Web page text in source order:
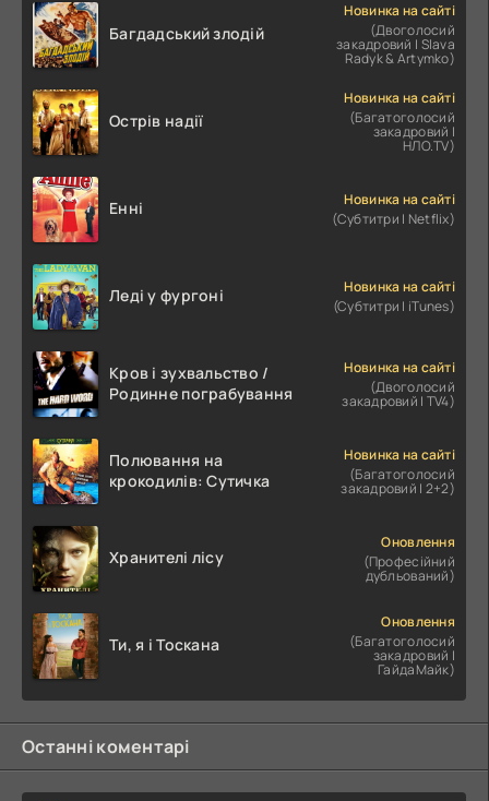
Багдадський злодій
Новинка на сайті
(Двоголосий
закадровий | Slava
Radyk & Artymko)
Острів надії
Новинка на сайті
(Багатоголосий
закадровий |
НЛО.TV)
Енні
Новинка на сайті
(Субтитри | Netflix)
Леді у фургоні
Новинка на сайті
(Субтитри | iTunes)
Кров і зухвальство /
Родинне пограбування
Новинка на сайті
(Двоголосий
закадровий | TV4)
Полювання на
крокодилів: Сутичка
Новинка на сайті
(Багатоголосий
закадровий | 2+2)
Хранителі лісу
Оновлення
(Професійний
дубльований)
Ти, я і Тоскана
Оновлення
(Багатоголосий
закадровий |
ГайдаМайк)
Останні коментарі